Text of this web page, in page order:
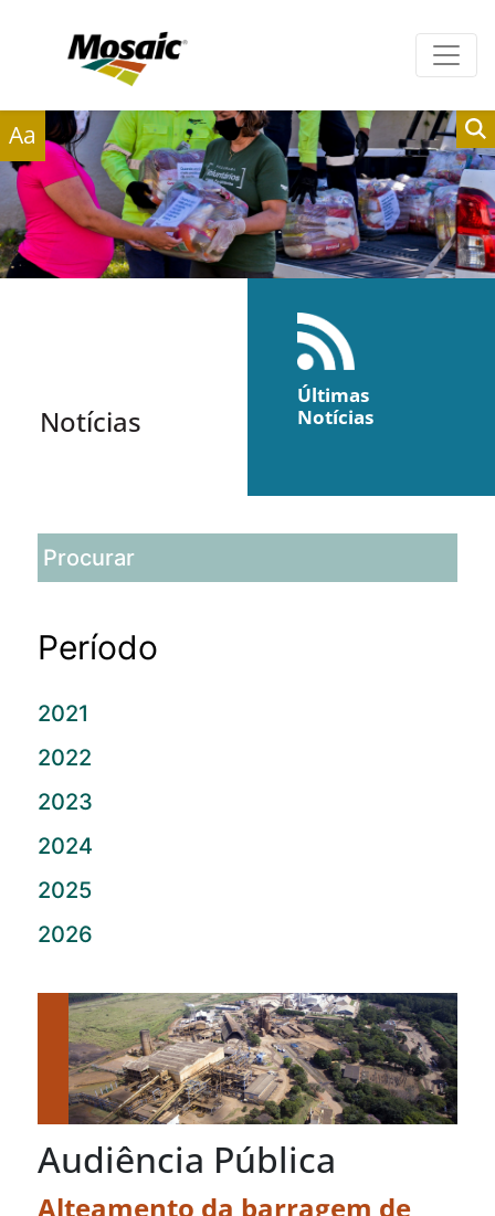
Fornecedores
Aa
Notícias
Últimas
Notícias
Período
2021
2022
2023
2024
2025
2026
Audiência Pública
Alteamento da barragem de